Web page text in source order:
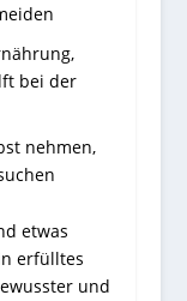
bei der
nehmen,
etwas
erfülltes
und